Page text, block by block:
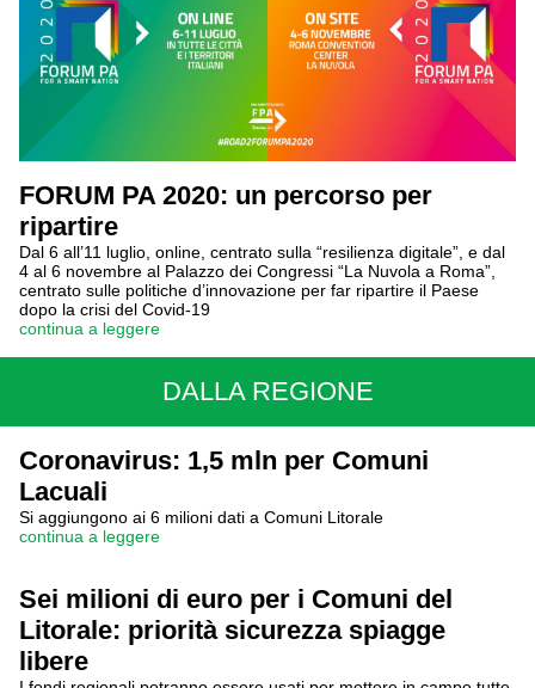
FORUM PA 2020: un percorso per
ripartire
Dal 6 all’11 luglio, online, centrato sulla “resilienza digitale”, e dal
4 al 6 novembre al Palazzo dei Congressi “La Nuvola a Roma”,
centrato sulle politiche d’innovazione per far ripartire il Paese
dopo la crisi del Covid-19
continua a leggere
DALLA REGIONE
Coronavirus: 1,5 mln per Comuni
Lacuali
Si aggiungono ai 6 milioni dati a Comuni Litorale
continua a leggere
Sei milioni di euro per i Comuni del
Litorale: priorità sicurezza spiagge
libere